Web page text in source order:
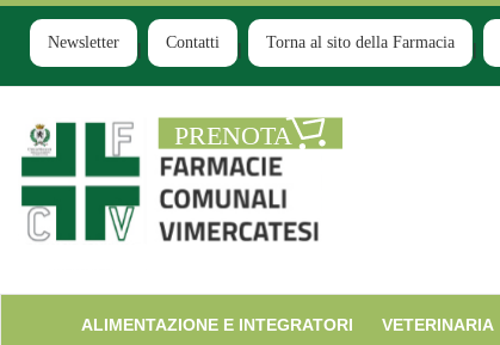
Passa
contenuto
principale
Newsletter Contatti Torna al sito della Farmacia
Farmacia
Comunale
ALIMENTAZIONE E INTEGRATORI VETERINARIA